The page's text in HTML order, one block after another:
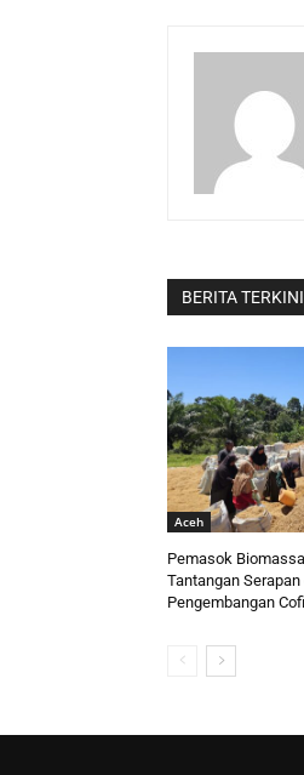
BERITA TERKINI
Aceh
Pemasok
Tantangan Serapan
Pengembangan